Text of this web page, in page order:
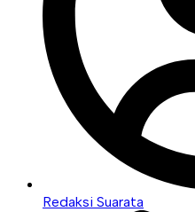
Redaksi Suarata